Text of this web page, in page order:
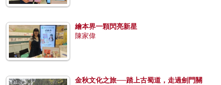
繪本界一顆閃亮新星
陳家偉
金秋文化之旅──踏上古蜀道，走過劍門關